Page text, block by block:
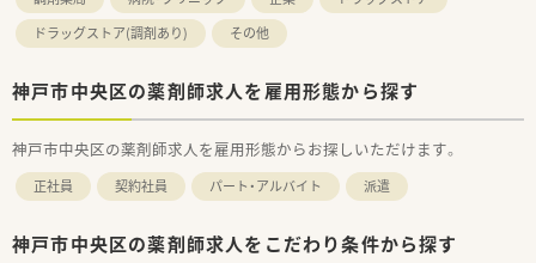
ドラッグストア(調剤あり)
その他
神戸市中央区の薬剤師求人を雇用形態から探す
神戸市中央区の薬剤師求人を雇用形態からお探しいただけます。
正社員 契約社員 パート・アルバイト 派遣
神戸市中央区の薬剤師求人をこだわり条件から探す